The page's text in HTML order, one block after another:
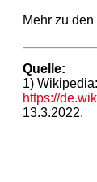
Mehr zu
Quelle:
1)
https://
13.3.2022.